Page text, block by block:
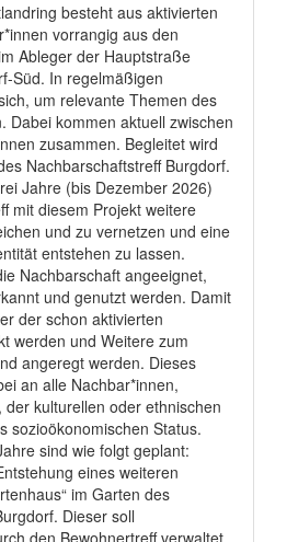
besteht aus aktivierten
vorrangig aus den
Ableger der Hauptstraße
Süd. In regelmäßigen
um relevante Themen des
Dabei kommen aktuell zwischen
zusammen. Begleitet wird
Nachbarschaftstreff Burgdorf.
Jahre (bis Dezember 2026)
mit diesem Projekt weitere
und zu vernetzen und eine
entstehen zu lassen.
Nachbarschaft angeeignet,
und genutzt werden. Damit
der schon aktivierten
werden und Weitere zum
angeregt werden. Dieses
an alle Nachbar*innen,
kulturellen oder ethnischen
sozioökonomischen Status.
sind wie folgt geplant:
eines weiteren
im Garten des
Dieser soll